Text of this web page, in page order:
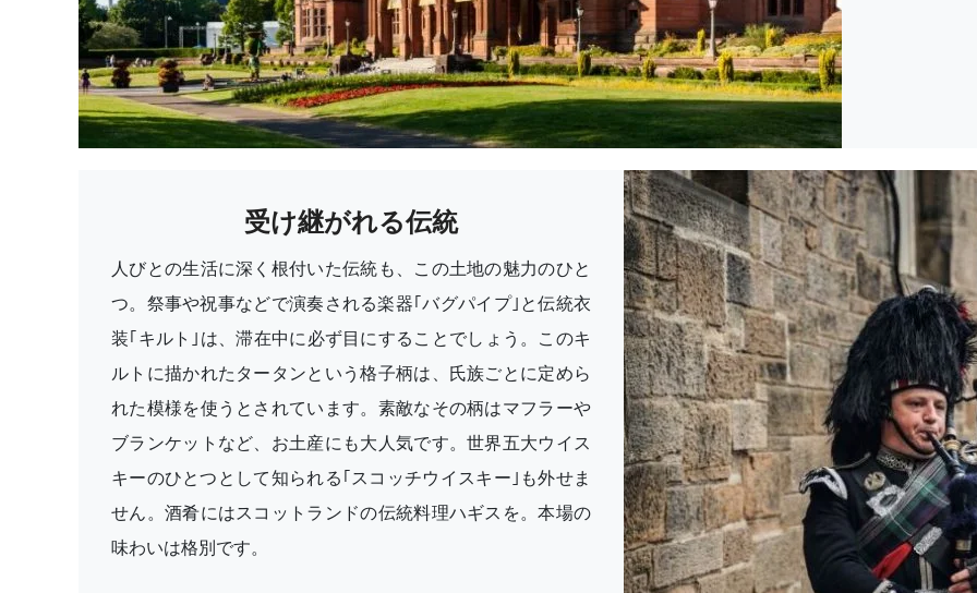
受け継がれる伝統
人びとの生活に深く根付いた伝統も、この土地の魅力のひと
つ。祭事や祝事などで演奏される楽器｢バグパイプ｣と伝統衣
装｢キルト｣は、滞在中に必ず目にすることでしょう。このキ
ルトに描かれたタータンという格子柄は、氏族ごとに定めら
れた模様を使うとされています。素敵なその柄はマフラーや
ブランケットなど、お土産にも大人気です。世界五大ウイス
キーのひとつとして知られる｢スコッチウイスキー｣も外せま
せん。酒肴にはスコットランドの伝統料理ハギスを。本場の
味わいは格別です。